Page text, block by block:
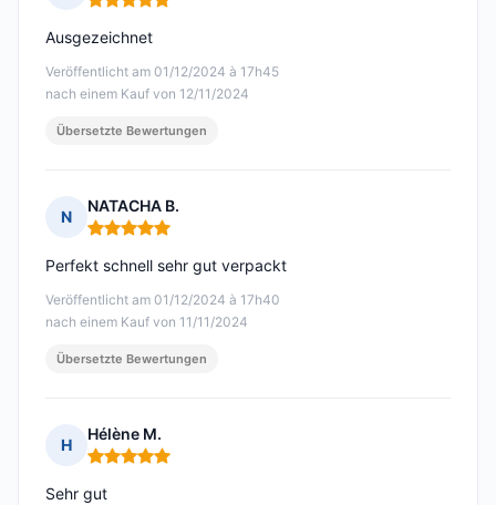
Hinweis: 5 von 5
Veröffentlicht am 01/12/2024 à 17h45
nach einem Kauf von 12/11/2024
Ausgezeichnet
Übersetzte Bewertungen
N
NATACHA B.
Hinweis: 5 von 5
Veröffentlicht am 01/12/2024 à 17h40
nach einem Kauf von 11/11/2024
Perfekt schnell sehr gut verpackt
Übersetzte Bewertungen
H
Hélène M.
Hinweis: 5 von 5
Sehr gut